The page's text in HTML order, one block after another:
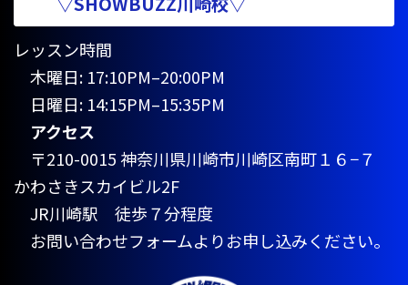
レッスン時間
木曜日: 17:10PM–20:00PM
日曜日: 14:15PM–15:35PM
アクセス
〒210-0015 神奈川県川崎市川崎区南町１６−７
かわさきスカイビル2F
JR川崎駅 徒歩７分程度
お問い合わせフォームよりお申し込みください。